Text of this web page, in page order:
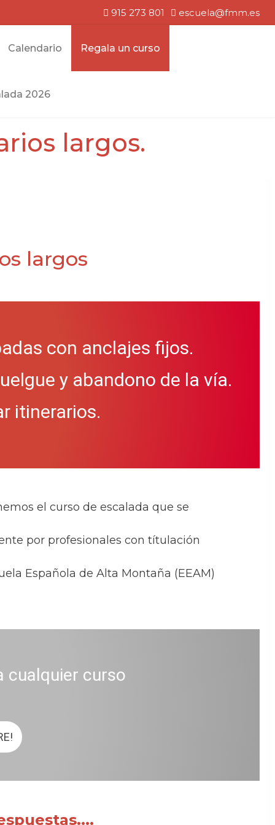
915 273 801 escuela@fmm.es
Calendario Regala un curso
2026
largos.
largos
con anclajes fijos.
y abandono de la vía.
itinerarios.
el curso de escalada que se
por profesionales con títulación
Española de Alta Montaña (EEAM)
cualquier curso